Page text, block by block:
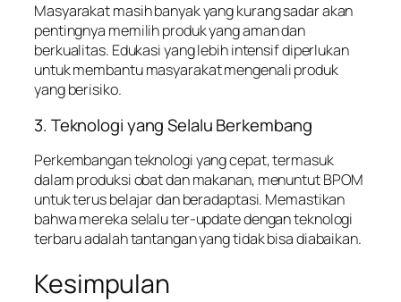
Masyarakat masih banyak yang kurang sadar akan
pentingnya memilih produk yang aman dan
berkualitas. Edukasi yang lebih intensif diperlukan
untuk membantu masyarakat mengenali produk
yang berisiko.
3. Teknologi yang Selalu Berkembang
Perkembangan teknologi yang cepat, termasuk
dalam produksi obat dan makanan, menuntut BPOM
untuk terus belajar dan beradaptasi. Memastikan
bahwa mereka selalu ter-update dengan teknologi
terbaru adalah tantangan yang tidak bisa diabaikan.
Kesimpulan